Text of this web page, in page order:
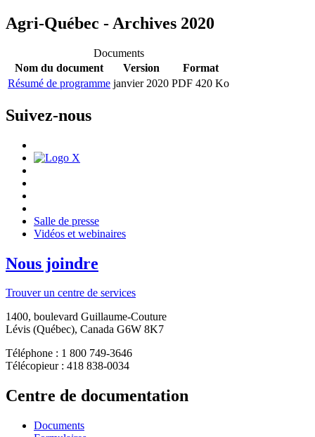
Agri-Québec - Archives 2020
Documents
Nom du document
Version
Format
Résumé de programme janvier 2020 PDF 420 Ko
Suivez-nous
Salle de presse
Vidéos et webinaires
Nous joindre
Trouver un centre de services
1400, boulevard Guillaume-Couture
Lévis (Québec), Canada G6W 8K7
Téléphone : 1 800 749-3646
Télécopieur : 418 838-0034
Centre de documentation
Documents